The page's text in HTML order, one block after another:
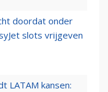
doordat onder
slots vrijgeven
LATAM kansen: